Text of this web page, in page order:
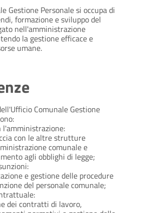
Gestione Personale si occupa di
formazione e sviluppo del
nell'amministrazione
la gestione efficace e
umane.
Comunale Gestione
l'amministrazione:
con le altre strutture
comunale e
agli obblighi di legge;
e gestione delle procedure
del personale comunale;
dei contratti di lavoro,